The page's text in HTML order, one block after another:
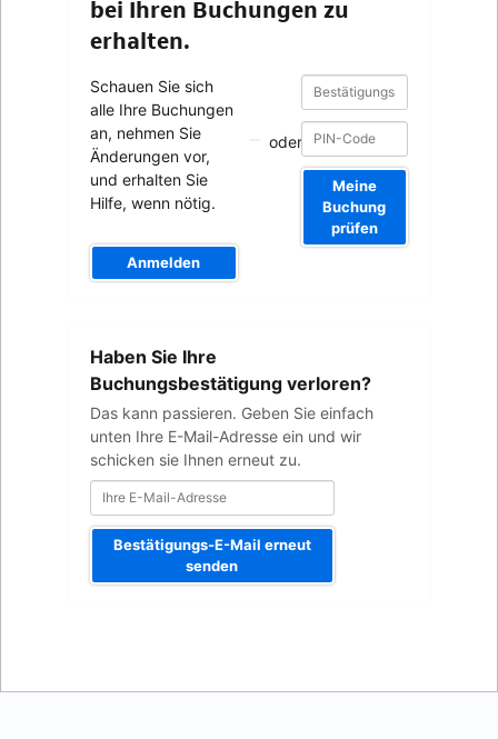
bei Ihren Buchungen zu
erhalten.
Schauen Sie sich
alle Ihre Buchungen
an, nehmen Sie
Änderungen vor,
und erhalten Sie
Hilfe, wenn nötig.
Anmelden
oder
Bestätigungsnummer
Bestätigungsnummer
Meine
Buchung
prüfen
Haben Sie Ihre
Buchungsbestätigung verloren?
Das kann passieren. Geben Sie einfach
unten Ihre E-Mail-Adresse ein und wir
schicken sie Ihnen erneut zu.
Adresse
Bestätigungs-E-Mail erneut
senden